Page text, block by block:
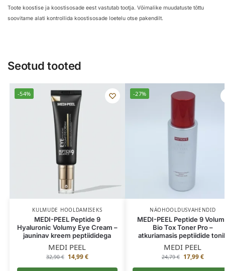
Toote koostise ja koostisosade eest vastutab tootja. Võimalike muudatuste tõttu
soovitame alati kontrollida koostisosade loetelu otse pakendilt.
Seotud tooted
-54%
KULMUDE HOOLDAMISEKS
MEDI-PEEL Peptide 9
Hyaluronic Volumy Eye Cream –
jauninav kreem peptiididega
MEDI PEEL
32,90€ 14,99€
-27%
NÄOHOOLDUSVAHENDID
MEDI-PEEL Peptide 9
Bio Tox Toner Pro –
atkuriamasis peptiidide
MEDI PEEL
24,79€ 17,99€